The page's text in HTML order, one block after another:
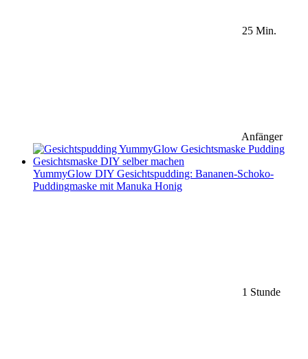
25 Min.
Anfänger
YummyGlow DIY Gesichtspudding: Bananen-Schoko-
Puddingmaske mit Manuka Honig
1 Stunde